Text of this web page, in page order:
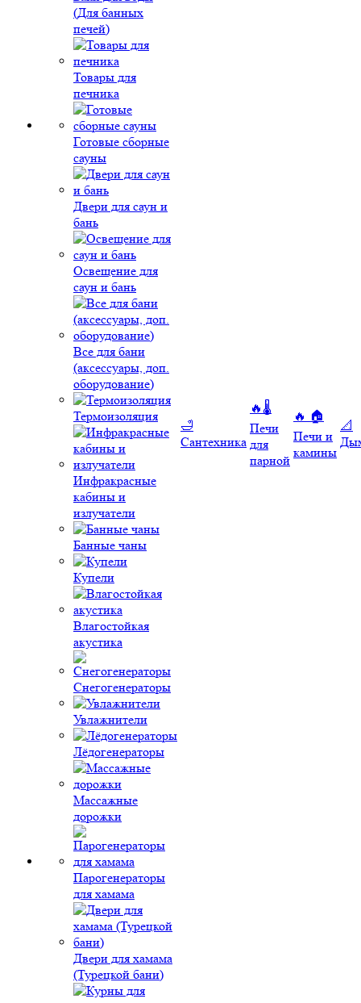
(Для банных
печей)
Товары для
печника
Готовые сборные
сауны
Двери для саун и
бань
Освещение для
саун и бань
Все для бани
(аксессуары, доп.
оборудование)
Термоизоляция
Инфракрасные
кабины и
излучатели
Банные чаны
Купели
Влагостойкая
акустика
Снегогенераторы
Увлажнители
Лёдогенераторы
Массажные
дорожки
Парогенераторы
для хамама
Двери для хамама
(Турецкой бани)
🛁
Сантехника
🔥🌡️
Печи
для
парной
🔥 🏠
Печи и
камины
📐